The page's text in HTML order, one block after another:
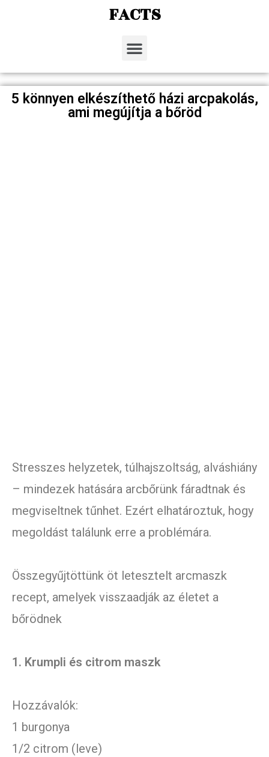
FACTS
5 könnyen elkészíthető házi arcpakolás,
ami megújítja a bőröd
Stresszes helyzetek, túlhajszoltság, alváshiány
– mindezek hatására arcbőrünk fáradtnak és
megviseltnek tűnhet. Ezért elhatároztuk, hogy
megoldást találunk erre a problémára.
Összegyűjtöttünk öt letesztelt arcmaszk
recept, amelyek visszaadják az életet a
bőrödnek
1. Krumpli és citrom maszk
Hozzávalók:
1 burgonya
1/2 citrom (leve)